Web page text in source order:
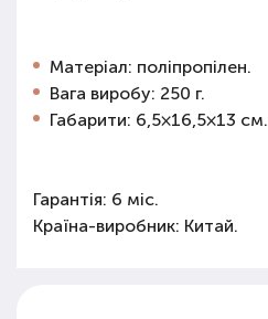
Матеріал: поліпропілен.
Вага виробу: 250 г.
Габарити: 6,5×16,5×13 см.
Гарантія: 6 міс.
Країна-виробник: Китай.